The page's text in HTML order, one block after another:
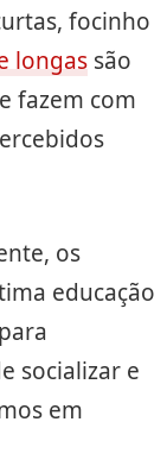
focinho
longas são
fazem com
os
educação
socializar e
em